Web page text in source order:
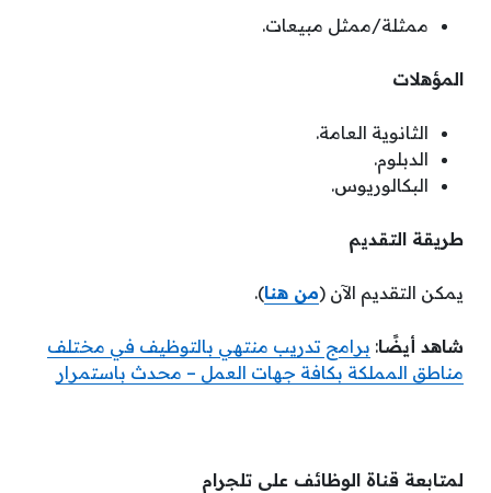
ممثلة/ممثل مبيعات.
المؤهلات
الثانوية العامة.
الدبلوم.
البكالوريوس.
طريقة التقديم
يمكن التقديم الآن (من هنا).
شاهد أيضًا: برامج تدريب منتهي بالتوظيف في مختلف
مناطق المملكة بكافة جهات العمل – محدث باستمرار
لمتابعة قناة الوظائف على تلجرام